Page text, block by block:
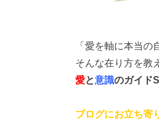
「愛を軸に本当の
そんな在り方を教
愛と意識のガイド
ブログにお立ち寄